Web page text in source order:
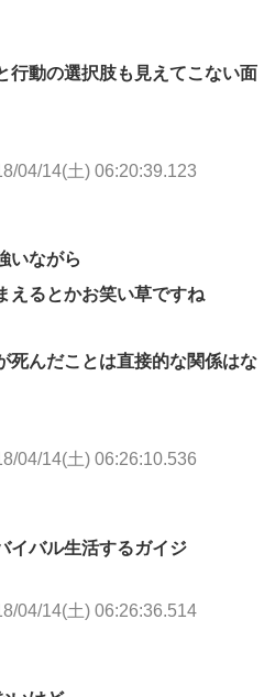
行動の選択肢も見えてこない面
04/14(土) 06:20:39.123
いながら
えるとかお笑い草ですね
死んだことは直接的な関係はな
04/14(土) 06:26:10.536
イバル生活するガイジ
04/14(土) 06:26:36.514